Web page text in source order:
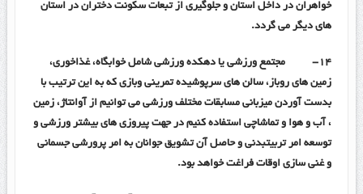
خواهران در داخل استان و جلوگیری از تبعات سکونت دختران در استان
های دیگر می گردد.
۱۴-
مجتمع ورزشی یا دهکده ورزشی شامل خوابگاه، غذاخوری،
زمین های روباز، سالن های سرپوشیده تمرینی وبازی که به این ترتیب با
بدست آوردن میزبانی مسابقات مختلف ورزشی می توانیم از آوانتاژ، زمین
، آب و هوا و تماشاچی استفاده کنیم در جهت پیروزی های بیشتر ورزشی و
توسعه امر تربیتبدنی و حاصل آن تشویق جوانان به امر پرورشی جسمانی
و غنی سازی اوقات فراغت خواهد بود.